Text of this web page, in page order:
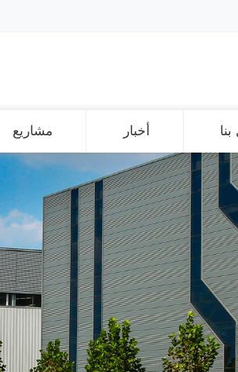
مشاريع أخبار